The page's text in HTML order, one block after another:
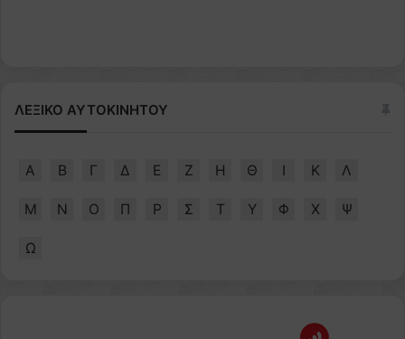
ΛΕΞΙΚΟ ΑΥΤΟΚΙΝΗΤΟΥ
Α Β Γ Δ Ε Ζ Η Θ Ι Κ Λ
Μ Ν Ο Π Ρ Σ Τ Υ Φ Χ Ψ
Ω